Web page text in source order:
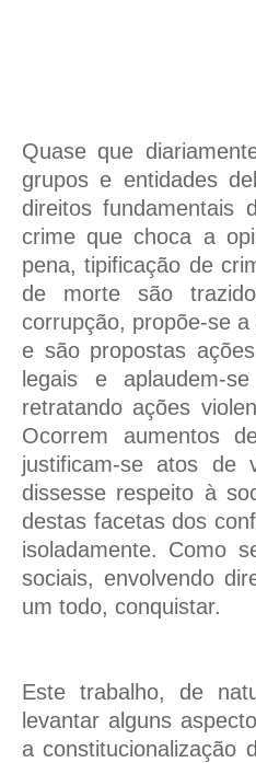
Quase que
grupos e entidades
direitos fundamentais
crime que choca a
pena, tipificação de
de morte são
corrupção, propõe-se
e são propostas
legais e aplaudem-
retratando ações
Ocorrem aumentos
justificam-se atos de
dissesse respeito à
destas facetas dos
isoladamente. Como
sociais, envolvendo
um todo, conquistar.
Este trabalho, de
levantar alguns
a constitucionalização